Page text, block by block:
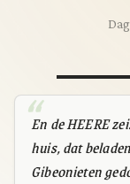
En de HEERE
huis, dat
Gibeonieten